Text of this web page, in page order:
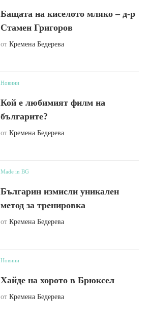
Бащата на киселото мляко – д-р
Стамен Григоров
от Кремена Бедерева
Новини
Кой е любимият филм на
българите?
от Кремена Бедерева
Made in BG
Българин измисли уникален
метод за тренировка
от Кремена Бедерева
Новини
Хайде на хорото в Брюксел
от Кремена Бедерева